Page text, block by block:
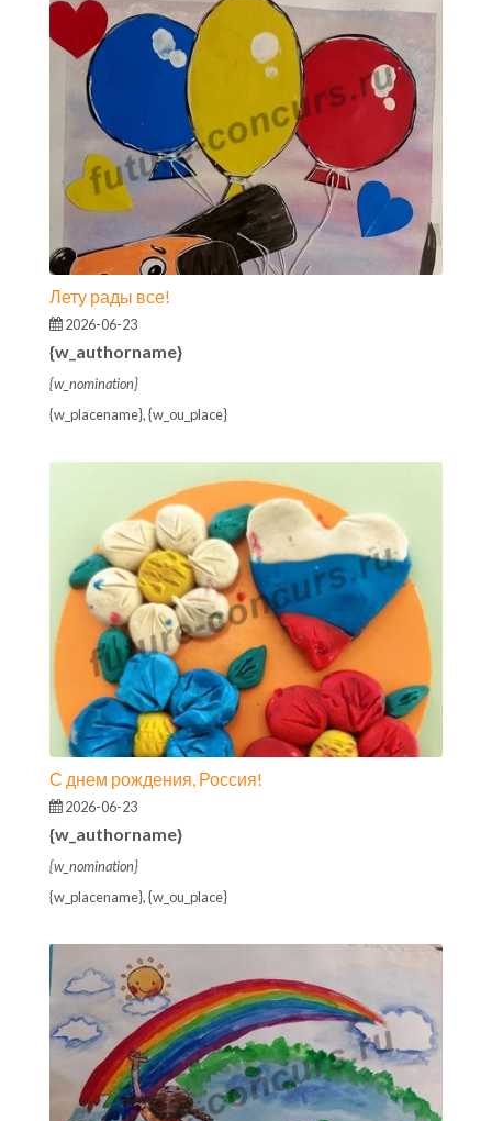
Лету рады все!
2026-06-23
{w_authorname}
{w_nomination}
{w_placename}, {w_ou_place}
С днем рождения, Россия!
2026-06-23
{w_authorname}
{w_nomination}
{w_placename}, {w_ou_place}